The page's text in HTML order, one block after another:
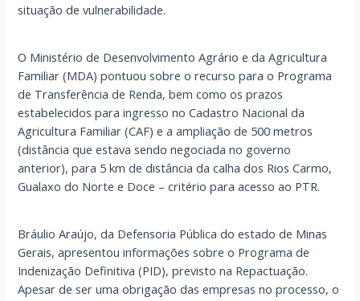
situação de vulnerabilidade.
O Ministério de Desenvolvimento Agrário e da Agricultura
Familiar (MDA) pontuou sobre o recurso para o Programa
de Transferência de Renda, bem como os prazos
estabelecidos para ingresso no Cadastro Nacional da
Agricultura Familiar (CAF) e a ampliação de 500 metros
(distância que estava sendo negociada no governo
anterior), para 5 km de distância da calha dos Rios Carmo,
Gualaxo do Norte e Doce – critério para acesso ao PTR.
Bráulio Araújo, da Defensoria Pública do estado de Minas
Gerais, apresentou informações sobre o Programa de
Indenização Definitiva (PID), previsto na Repactuação.
Apesar de ser uma obrigação das empresas no processo, o